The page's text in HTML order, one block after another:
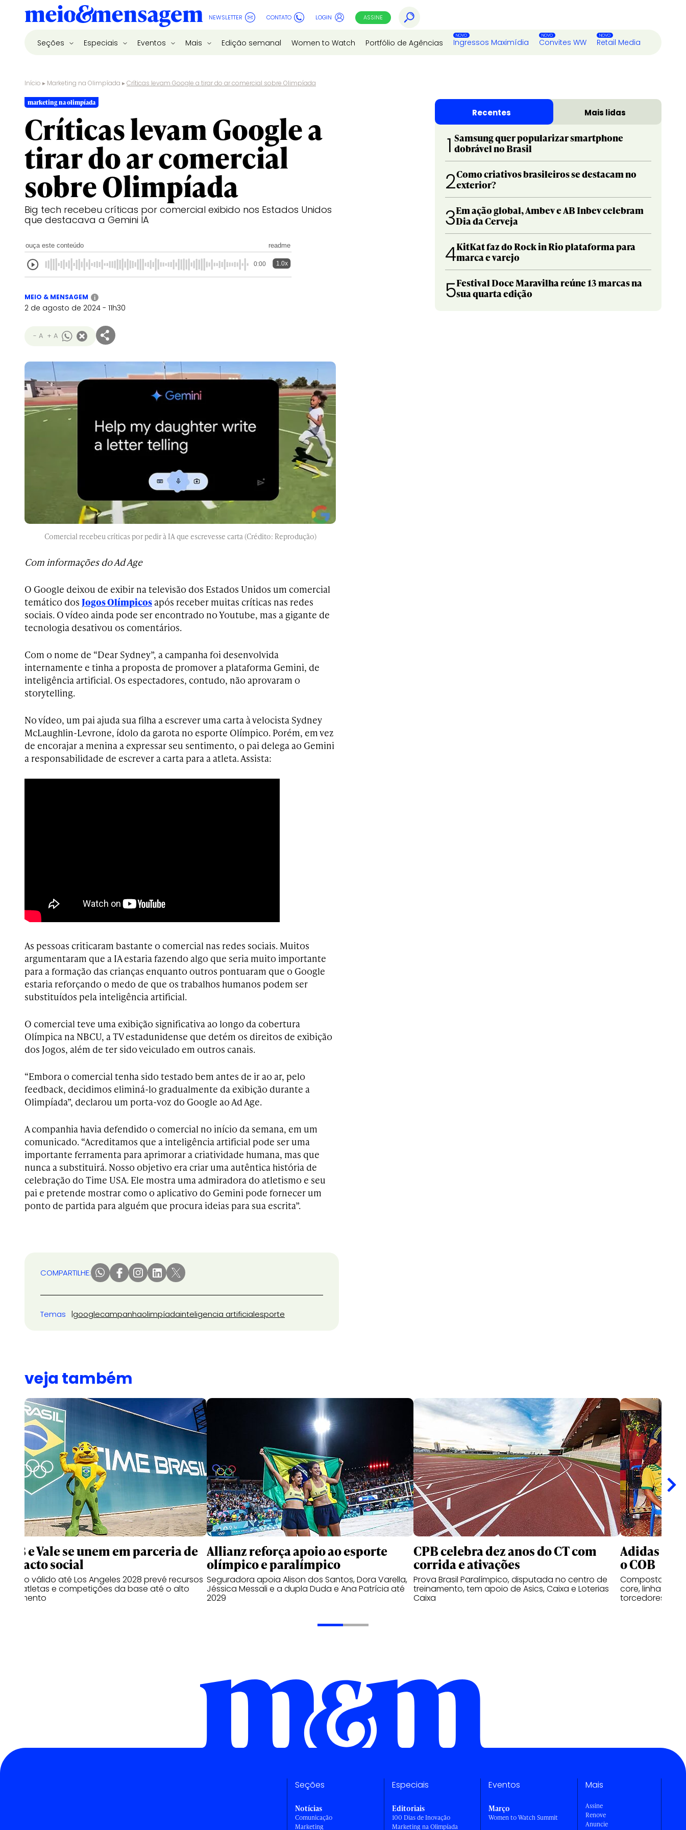
NEWSLETTER CONTATO LOGIN ASSINE
Seções Especiais Eventos Mais Edição semanal Women to Watch Portfólio de Agências Ingressos Maximídia Convites WW Retail Media
Início ▸ Marketing na Olimpíada ▸Críticas levam Google a tirar do ar comercial sobre Olimpíada
marketing na olimpíada
Críticas levam Google a
tirar do ar comercial
sobre Olimpíada
Big tech recebeu críticas por comercial exibido nos Estados Unidos
que destacava a Gemini IA
ouça este conteúdo readme
0:00 1.0x
MEIO & MENSAGEM i
2 de agosto de 2024 - 11h30
- A + A
Comercial recebeu críticas por pedir à IA que escrevesse carta (Crédito: Reprodução)
Com informações do Ad Age
O Google deixou de exibir na televisão dos Estados Unidos um comercial
temático dos Jogos Olímpicos após receber muitas críticas nas redes
sociais. O vídeo ainda pode ser encontrado no Youtube, mas a gigante de
tecnologia desativou os comentários.
Com o nome de “Dear Sydney”, a campanha foi desenvolvida
internamente e tinha a proposta de promover a plataforma Gemini, de
inteligência artificial. Os espectadores, contudo, não aprovaram o
storytelling.
No vídeo, um pai ajuda sua filha a escrever uma carta à velocista Sydney
McLaughlin-Levrone, ídolo da garota no esporte Olímpico. Porém, em vez
de encorajar a menina a expressar seu sentimento, o pai delega ao Gemini
a responsabilidade de escrever a carta para a atleta. Assista:
As pessoas criticaram bastante o comercial nas redes sociais. Muitos
argumentaram que a IA estaria fazendo algo que seria muito importante
para a formação das crianças enquanto outros pontuaram que o Google
estaria reforçando o medo de que os trabalhos humanos podem ser
substituídos pela inteligência artificial.
O comercial teve uma exibição significativa ao longo da cobertura
Olímpica na NBCU, a TV estadunidense que detém os direitos de exibição
dos Jogos, além de ter sido veiculado em outros canais.
“Embora o comercial tenha sido testado bem antes de ir ao ar, pelo
feedback, decidimos eliminá-lo gradualmente da exibição durante a
Olimpíada”, declarou um porta-voz do Google ao Ad Age.
A companhia havia defendido o comercial no início da semana, em um
comunicado. “Acreditamos que a inteligência artificial pode ser uma
importante ferramenta para aprimorar a criatividade humana, mas que
nunca a substituirá. Nosso objetivo era criar uma autêntica história de
celebração do Time USA. Ele mostra uma admiradora do atletismo e seu
pai e pretende mostrar como o aplicativo do Gemini pode fornecer um
ponto de partida para alguém que procura ideias para sua escrita”.
COMPARTILHE:
Temas googlecampanhaolimpíadainteligencia artificialesporte
Recentes Mais lidas
1 Samsung quer popularizar smartphone
dobrável no Brasil
2Como criativos brasileiros se destacam no
exterior?
3Em ação global, Ambev e AB Inbev celebram
Dia da Cerveja
4KitKat faz do Rock in Rio plataforma para
marca e varejo
5Festival Doce Maravilha reúne 13 marcas na
sua quarta edição
veja também
COB e Vale se unem em parceria de
impacto social
Acordo válido até Los Angeles 2028 prevé recursos
para atletas e competições da base até o alto
rendimento
Allianz reforça apoio ao esporte
olímpico e paralímpico
Seguradora apoia Alison dos Santos, Dora Varella,
Jéssica Messali e a dupla Duda e Ana Patrícia até
2029
CPB celebra dez anos do CT com
corrida e ativações
Prova Brasil Paralímpico, disputada no centro de
treinamento, tem apoio de Asics, Caixa e Loterias
Caixa
Adidas
o COB
Composta por
core, linha foi
torcedores
Seções
Notícias
Comunicação
Marketing
Especiais
Editoriais
100 Dias de Inovação
Marketing na Olimpíada
Eventos
Março
Women to Watch Summit
Mais
Assine
Renove
Anuncie